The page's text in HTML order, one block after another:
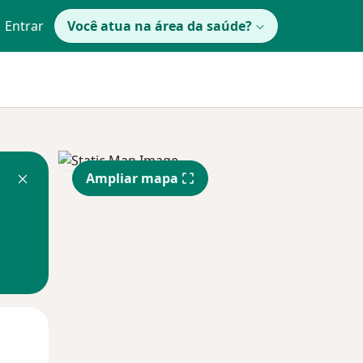
Entrar Você atua na área da saúde?
Ampliar mapa